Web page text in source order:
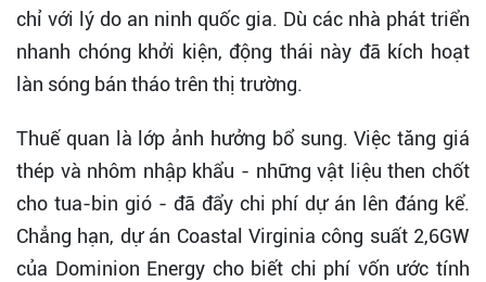
chỉ với lý do an ninh quốc gia. Dù các nhà phát triển
nhanh chóng khởi kiện, động thái này đã kích hoạt
làn sóng bán tháo trên thị trường.
Thuế quan là lớp ảnh hưởng bổ sung. Việc tăng giá
thép và nhôm nhập khẩu - những vật liệu then chốt
cho tua-bin gió - đã đẩy chi phí dự án lên đáng kể.
Chẳng hạn, dự án Coastal Virginia công suất 2,6GW
của Dominion Energy cho biết chi phí vốn ước tính